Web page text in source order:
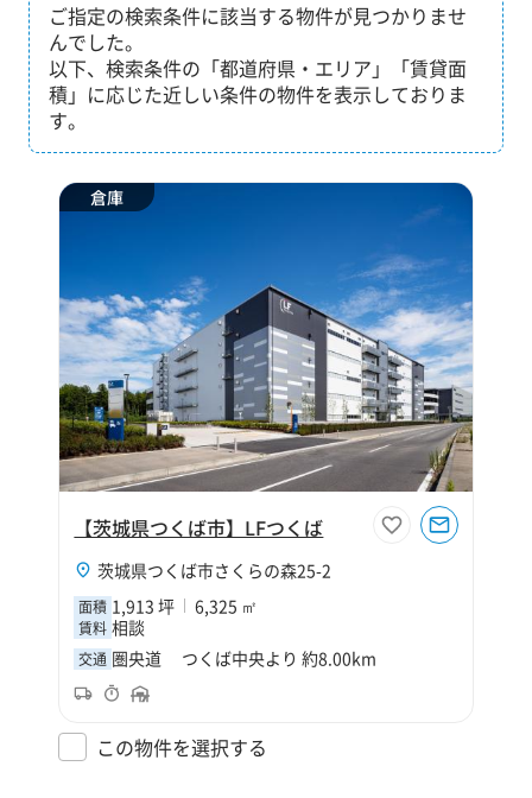
ご指定の検索条件に該当する物件が見つかりませ
んでした。
以下、検索条件の「都道府県・エリア」「賃貸面
積」に応じた近しい条件の物件を表示しておりま
す。
倉庫
【茨城県つくば市】LFつくば
茨城県つくば市さくらの森25-2
面積 1,913 坪 6,325 ㎡
賃料 相談
交通 圏央道 つくば中央より 約8.00km
この物件を選択する